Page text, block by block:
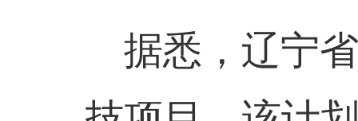
据悉， 辽宁